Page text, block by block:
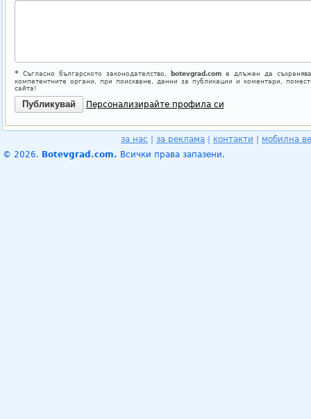
*Съгласно българското законодателство, botevgrad.comе длъжен да
компетентните органи, при поискване, данни за публикации и коментари,
сайта!
Персонализирайте профила си
за нас за реклама контакти
мобилна
© 2026. Botevgrad.com. Всички права запазени.